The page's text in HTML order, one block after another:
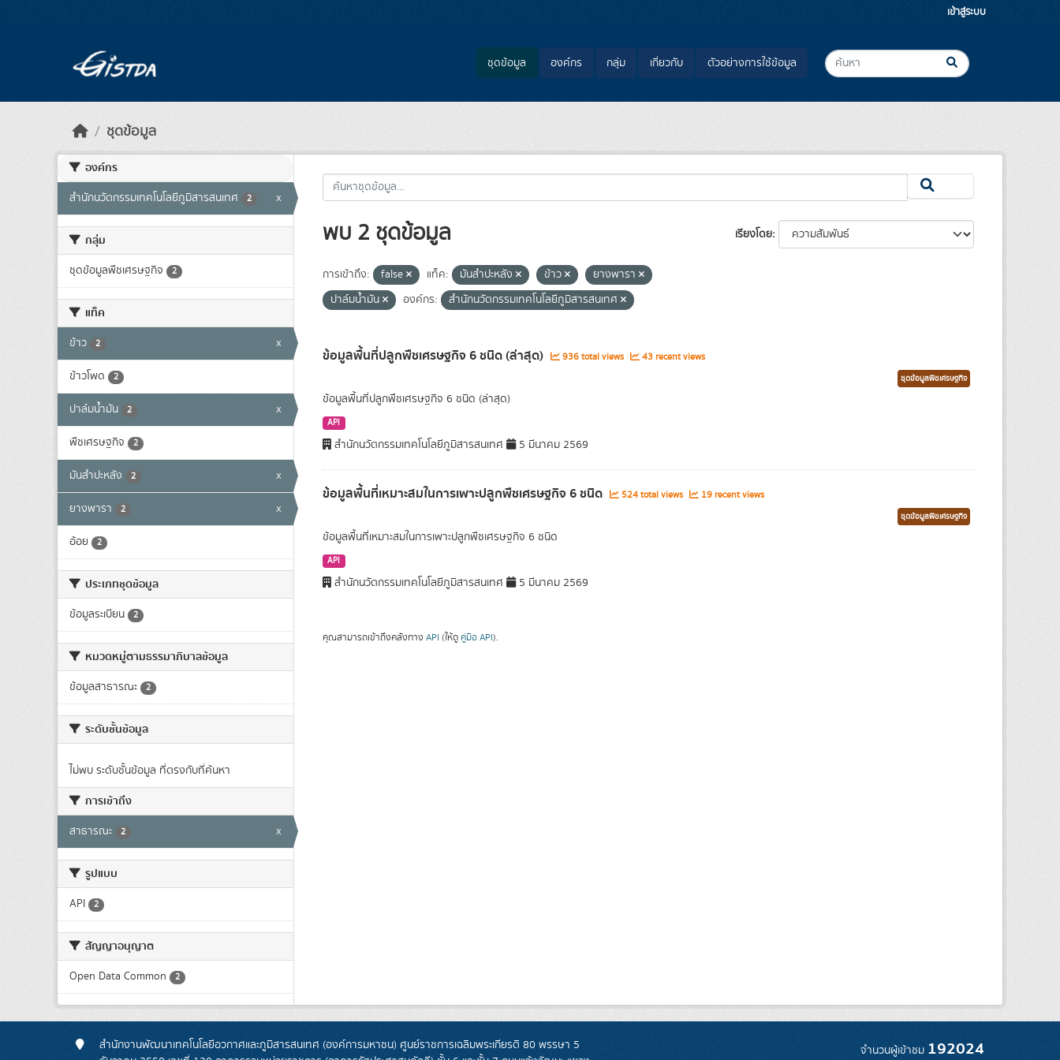
เข้าสู่ระบบ
ชุดข้อมูล องค์กร กลุ่ม เกี่ยวกับ ตัวอย่างการใช้ข้อมูล
ชุดข้อมูล
องค์กร
สำนักนวัตกรรมเทคโนโลยีภูมิสารสนเทศ 2 x
กลุ่ม
ชุดข้อมูลพืชเศรษฐกิจ 2
แท็ค
ข้าว 2 x
ข้าวโพด 2
ปาล์มน้ำมัน 2 x
พืชเศรษฐกิจ 2
มันสำปะหลัง 2 x
ยางพารา 2 x
อ้อย 2
ประเภทชุดข้อมูล
ข้อมูลระเบียน 2
หมวดหมู่ตามธรรมาภิบาลข้อมูล
ข้อมูลสาธารณะ 2
ระดับชั้นข้อมูล
ไม่พบ ระดับชั้นข้อมูล ที่ตรงกับที่ค้นหา
การเข้าถึง
สาธารณะ 2 x
รูปแบบ
API 2
สัญญาอนุญาต
Open Data Common 2
เรียงโดย
พบ 2 ชุดข้อมูล
การเข้าถึง: false แท็ค: มันสำปะหลัง ข้าว
ยางพารา
ปาล์มน้ำมัน
องค์กร: สำนักนวัตกรรมเทคโนโลยีภูมิสารสนเทศ
ข้อมูลพื้นที่ปลูกพืชเศรษฐกิจ 6 ชนิด (ล่าสุด) 936 total views 43 recent views
ชุดข้อมูลพืชเศรษฐกิจ
ข้อมูลพื้นที่ปลูกพืชเศรษฐกิจ 6 ชนิด (ล่าสุด)
API
สำนักนวัตกรรมเทคโนโลยีภูมิสารสนเทศ 5 มีนาคม 2569
ข้อมูลพื้นที่เหมาะสมในการเพาะปลูกพืชเศรษฐกิจ 6 ชนิด 524 total views 19 recent views
ชุดข้อมูลพืชเศรษฐกิจ
ข้อมูลพื้นที่เหมาะสมในการเพาะปลูกพืชเศรษฐกิจ 6 ชนิด
API
สำนักนวัตกรรมเทคโนโลยีภูมิสารสนเทศ 5 มีนาคม 2569
คุณสามารถเข้าถึงคลังทาง API (ให้ดู คู่มือ API).
สำนักงานพัฒนาเทคโนโลยีอวกาศและภูมิสารสนเทศ (องค์การมหาชน) ศูนย์ราชการเฉลิมพระเกียรติ 80 พรรษา 5
จำนวนผู้เข้าชม 192024